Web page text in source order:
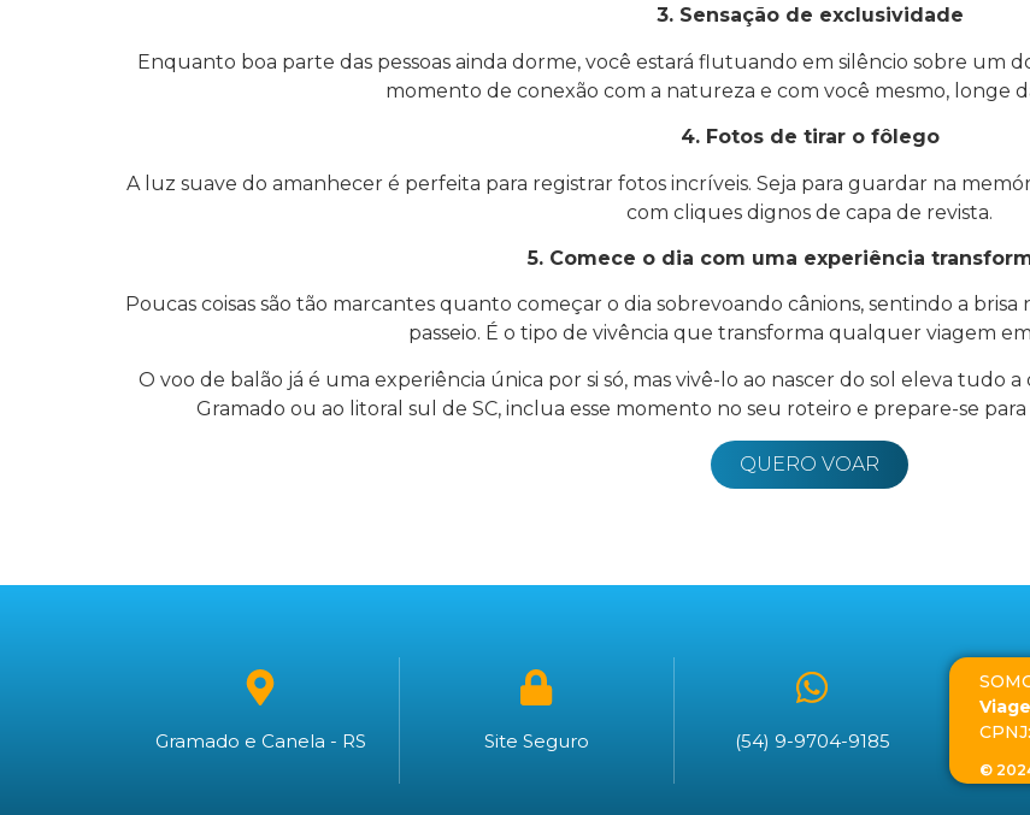
3. Sensação de exclusividade
Enquanto boa parte das pessoas ainda dorme, você estará flutuando em silêncio sobre um
momento de conexão com a natureza e com você mesmo, longe
4. Fotos de tirar o fôlego
A luz suave do amanhecer é perfeita para registrar fotos incríveis. Seja para guardar na
com cliques dignos de capa de revista.
5. Comece o dia com uma experiência
Poucas coisas são tão marcantes quanto começar o dia sobrevoando cânions, sentindo a
passeio. É o tipo de vivência que transforma qualquer viagem
O voo de balão já é uma experiência única por si só, mas vivê-lo ao nascer do sol eleva tudo
Gramado ou ao litoral sul de SC, inclua esse momento no seu roteiro e prepare-se
QUERO VOAR
Gramado e Canela - RS Site Seguro (54) 9-9704-9185
©